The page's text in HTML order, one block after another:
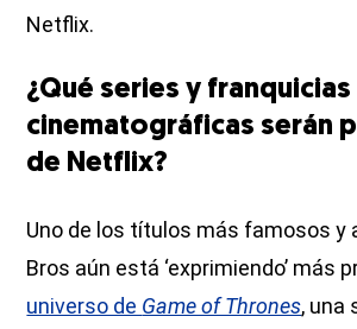
Netflix.
¿Qué series y franquicias
cinematográficas serán
de Netflix?
Uno de los títulos más famosos y
Bros aún está ‘exprimiendo’ más
universo de Game of Thrones, una